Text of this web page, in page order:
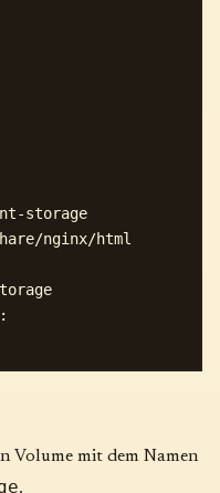
storage
nginx/html
Volume mit dem Namen
.